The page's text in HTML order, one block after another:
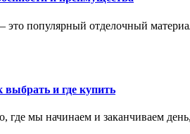
популярный отделочный
и где купить
где мы начинаем и заканчиваем